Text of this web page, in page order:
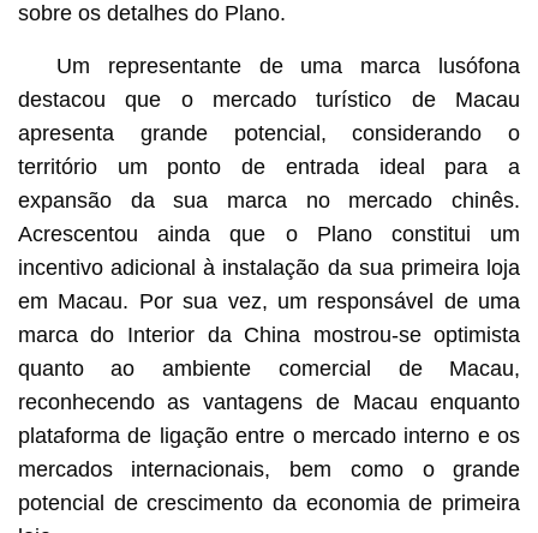
sobre os detalhes do Plano.
Um representante de uma marca lusófona
destacou que o mercado turístico de Macau
apresenta grande potencial, considerando o
território um ponto de entrada ideal para a
expansão da sua marca no mercado chinês.
Acrescentou ainda que o Plano constitui um
incentivo adicional à instalação da sua primeira loja
em Macau. Por sua vez, um responsável de uma
marca do Interior da China mostrou-se optimista
quanto ao ambiente comercial de Macau,
reconhecendo as vantagens de Macau enquanto
plataforma de ligação entre o mercado interno e os
mercados internacionais, bem como o grande
potencial de crescimento da economia de primeira